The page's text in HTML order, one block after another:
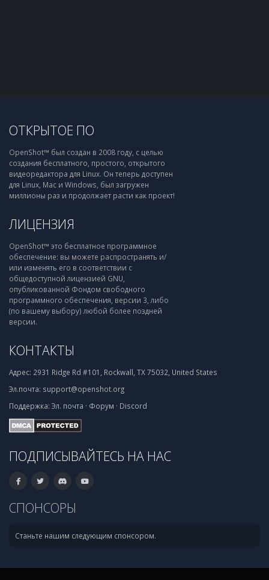
ОТКРЫТОЕ ПО
OpenShot™ был создан в 2008 году, с целью
создания бесплатного, простого, открытого
видеоредактора для Linux. Он теперь доступен
для Linux, Mac и Windows, был загружен
миллионы раз и продолжает расти как проект!
ЛИЦЕНЗИЯ
OpenShot™ это бесплатное программное
обеспечение: вы можете распространять и/
или изменять его в соответствии с
общедоступной лицензией GNU,
опубликованной Фондом свободного
программного обеспечения, версии 3, либо
(по вашему выбору) любой более поздней
версии.
КОНТАКТЫ
Адрес: 2931 Ridge Rd #101, Rockwall, TX 75032, United States
Эл.почта: support@openshot.org
Поддержка: Эл. почта · Форум · Discord
ПОДПИСЫВАЙТЕСЬ НА НАС
СПОНСОРЫ
Станьте нашим следующим спонсором.